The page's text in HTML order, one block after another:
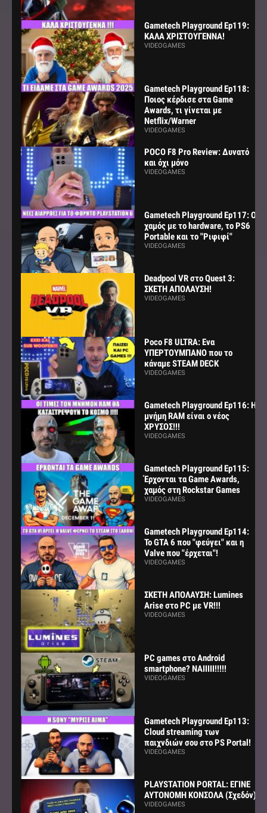
Gametech Playground Ep119:
ΚΑΛΑ ΧΡΙΣΤΟΥΓΕΝΝΑ!
VIDEOGAMES
Gametech Playground Ep118:
Ποιος κέρδισε στα Game
Awards, τι γίνεται με
Netflix/Warner
VIDEOGAMES
POCO F8 Pro Review: Δυνατό
και όχι μόνο
VIDEOGAMES
Gametech Playground Ep117: Ο
χαμός με το hardware, το PS6
Portable και το "Ριφιφί"
VIDEOGAMES
Deadpool VR στο Quest 3:
ΣΚΕΤΗ ΑΠΟΛΑΥΣΗ!
VIDEOGAMES
Poco F8 ULTRA: Ενα
ΥΠΕΡΤΟΥΜΠΑΝΟ που το
κάναμε STEAM DECK
VIDEOGAMES
Gametech Playground Ep116: Η
μνήμη RAM είναι ο νέος
ΧΡΥΣΟΣ!!!
VIDEOGAMES
Gametech Playground Ep115:
Έρχονται τα Game Awards,
χαμός στη Rockstar Games
VIDEOGAMES
Gametech Playground Ep114:
Το GTA 6 που "φεύγει" και η
Valve που "έρχεται"!
VIDEOGAMES
ΣΚΕΤΗ ΑΠΟΛΑΥΣΗ: Lumines
Arise στο PC με VR!!!
VIDEOGAMES
PC games στο Android
smartphone? ΝΑΙΙΙΙΙ!!!!!
VIDEOGAMES
Gametech Playground Ep113:
Cloud streaming των
παιχνδιών σου στο PS Portal!
VIDEOGAMES
PLAYSTATION PORTAL: ΕΓΙΝΕ
ΑΥΤΟΝΟΜΗ ΚΟΝΣΟΛΑ (Σχεδόν)
VIDEOGAMES